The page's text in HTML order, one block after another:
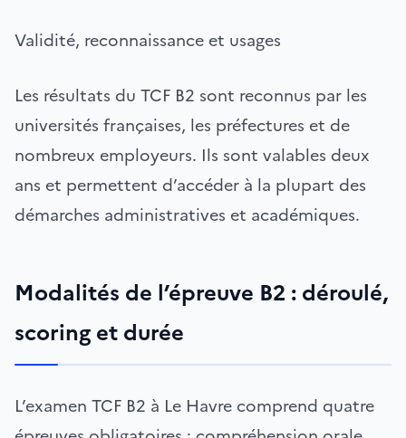
Validité, reconnaissance et usages
Les résultats du TCF B2 sont reconnus par les
universités françaises, les préfectures et de
nombreux employeurs. Ils sont valables deux
ans et permettent d’accéder à la plupart des
démarches administratives et académiques.
Modalités de l’épreuve B2 : déroulé,
scoring et durée
L’examen TCF B2 à Le Havre comprend quatre